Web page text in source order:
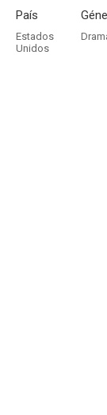
País
Estados
Unidos